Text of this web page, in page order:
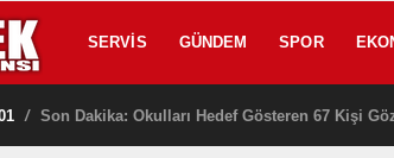
SERVIS GÜNDEM SPOR
/ Son Dakika: Okulları Hedef Gösteren 67 Kişi